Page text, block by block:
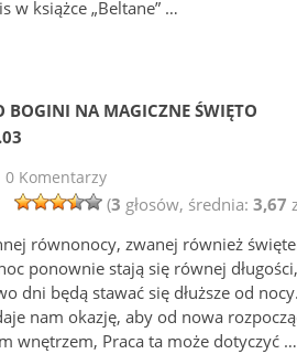
w książce „Beltane” …
BOGINI NA MAGICZNE ŚWIĘTO
0 Komentarzy
(3 głosów, średnia:3,67
równonocy, zwanej również
ponownie stają się równej
dni będą stawać się dłuższe od nocy.
nam okazję, aby od nowa
wnętrzem, Praca ta może dotyczyć …